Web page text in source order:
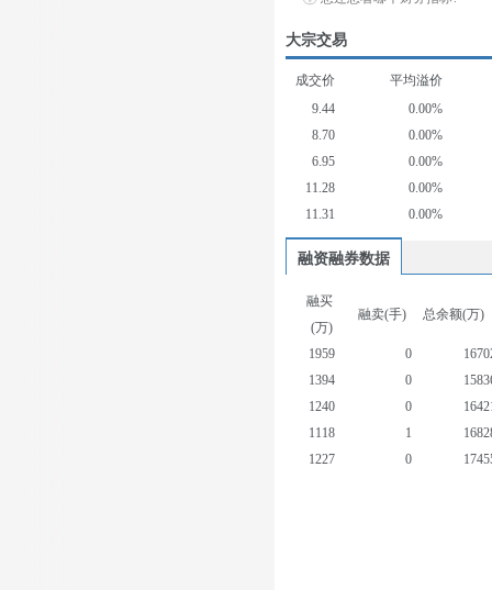
大宗交易
成交价
平均溢价
9.44
0.00%
8.70
0.00%
6.95
0.00%
11.28
0.00%
11.31
0.00%
融资融券数据
融买
(万)
融卖(手) 总余额(万)
1959 0
1394
0
1240
0
1118
1
1227
0